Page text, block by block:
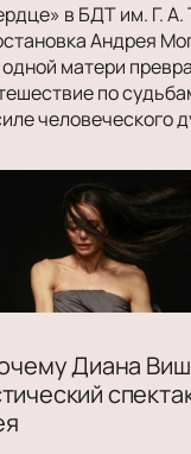
в БДТ им. Г. А.
Андрея
матери
по
человеческого
Диана